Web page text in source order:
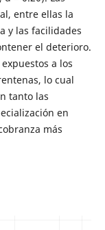
entre ellas la
y las facilidades
el deterioro.
a los
lo cual
tanto las
en
más